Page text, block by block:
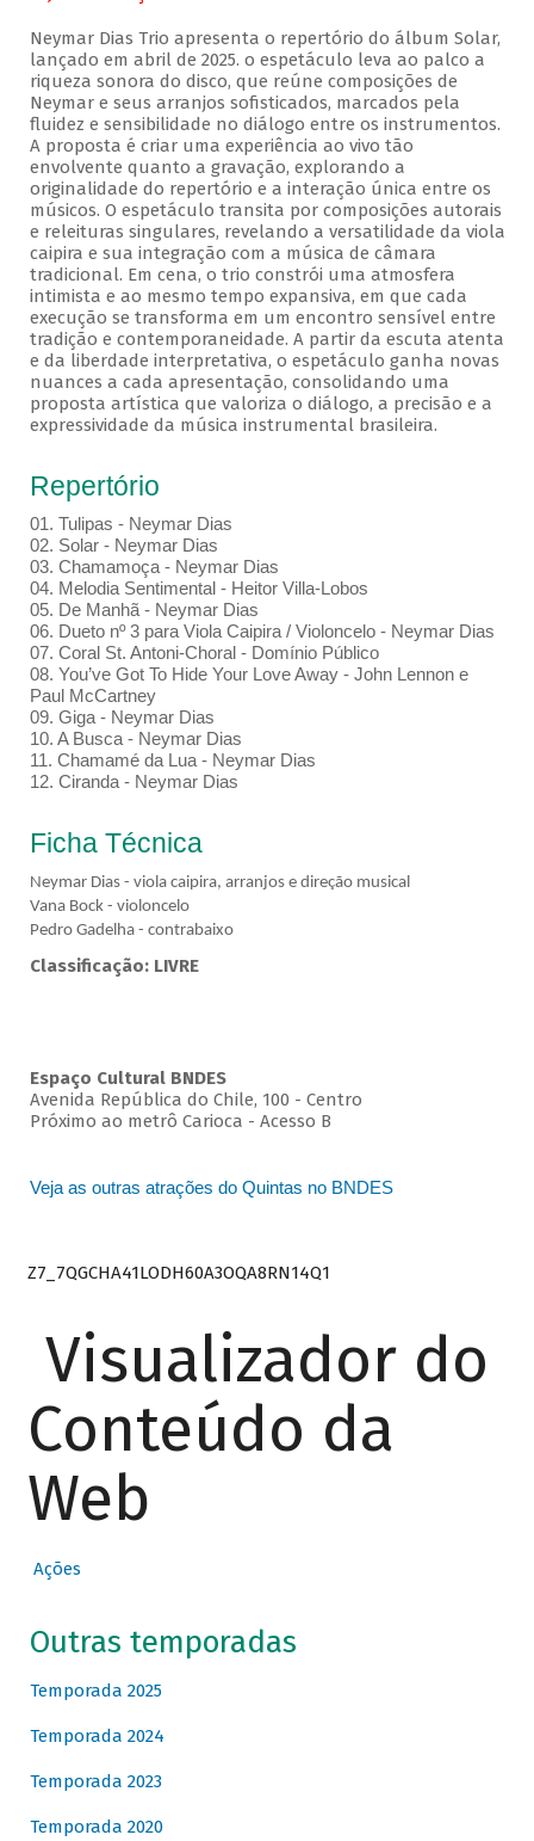
Neymar Dias Trio apresenta o repertório do álbum Solar,
lançado em abril de 2025. o espetáculo leva ao palco a
riqueza sonora do disco, que reúne composições de
Neymar e seus arranjos sofisticados, marcados pela
fluidez e sensibilidade no diálogo entre os instrumentos.
A proposta é criar uma experiência ao vivo tão
envolvente quanto a gravação, explorando a
originalidade do repertório e a interação única entre os
músicos. O espetáculo transita por composições autorais
e releituras singulares, revelando a versatilidade da viola
caipira e sua integração com a música de câmara
tradicional. Em cena, o trio constrói uma atmosfera
intimista e ao mesmo tempo expansiva, em que cada
execução se transforma em um encontro sensível entre
tradição e contemporaneidade. A partir da escuta atenta
e da liberdade interpretativa, o espetáculo ganha novas
nuances a cada apresentação, consolidando uma
proposta artística que valoriza o diálogo, a precisão e a
expressividade da música instrumental brasileira.
Repertório
01. Tulipas - Neymar Dias
02. Solar - Neymar Dias
03. Chamamoça - Neymar Dias
04. Melodia Sentimental - Heitor Villa-Lobos
05. De Manhã - Neymar Dias
06. Dueto nº 3 para Viola Caipira / Violoncelo - Neymar Dias
07. Coral St. Antoni-Choral - Domínio Público
08. You’ve Got To Hide Your Love Away - John Lennon e
Paul McCartney
09. Giga - Neymar Dias
10. A Busca - Neymar Dias
11. Chamamé da Lua - Neymar Dias
12. Ciranda - Neymar Dias
Ficha Técnica
Neymar Dias - viola caipira, arranjos e direção musical
Vana Bock - violoncelo
Pedro Gadelha - contrabaixo
Classificação: LIVRE
Espaço Cultural BNDES
Avenida República do Chile, 100 - Centro
Próximo ao metrô Carioca - Acesso B
Veja as outras atrações do Quintas no BNDES
Z7_7QGCHA41LODH60A3OQA8RN14Q1
Visualizador do
Conteúdo da
Web
Ações
Outras temporadas
Temporada 2025
Temporada 2024
Temporada 2023
Temporada 2020